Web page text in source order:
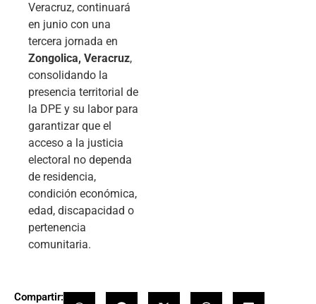
Veracruz, continuará
en junio con una
tercera jornada en
Zongolica, Veracruz,
consolidando la
presencia territorial de
la DPE y su labor para
garantizar que el
acceso a la justicia
electoral no dependa
de residencia,
condición económica,
edad, discapacidad o
pertenencia
comunitaria.
Compartir: